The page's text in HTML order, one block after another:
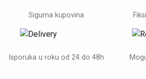
Sigurna kupovina
Isporuka u roku od 24 do 48h